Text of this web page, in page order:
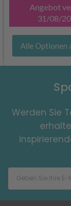
Angebot
31/08/
Alle Optionen
Werden Sie